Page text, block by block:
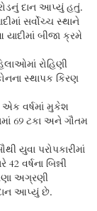
દાન આપ્યું હતું.
સર્વોચ્ચ સ્થાને
બીજા ક્રમે
રોહિણી
સ્થાપક કિરણ
વર્ષમાં મુકેશ
69 ટકા અને ગૌતમ
યુવા પરોપકારીમાં
વર્ષના બિન્ની
અગ્રણી
આપ્યું છે.